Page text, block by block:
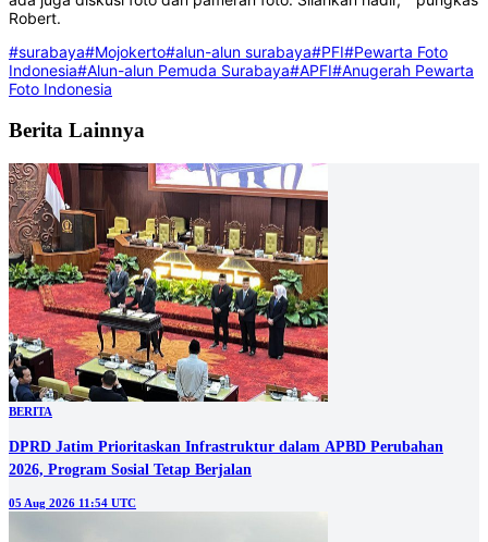
Robert.
#surabaya#Mojokerto#alun-alun surabaya#PFI#Pewarta Foto
Indonesia#Alun-alun Pemuda Surabaya#APFI#Anugerah Pewarta
Foto Indonesia
Berita Lainnya
BERITA
DPRD Jatim Prioritaskan Infrastruktur dalam APBD Perubahan
2026, Program Sosial Tetap Berjalan
05 Aug 2026 11:54 UTC